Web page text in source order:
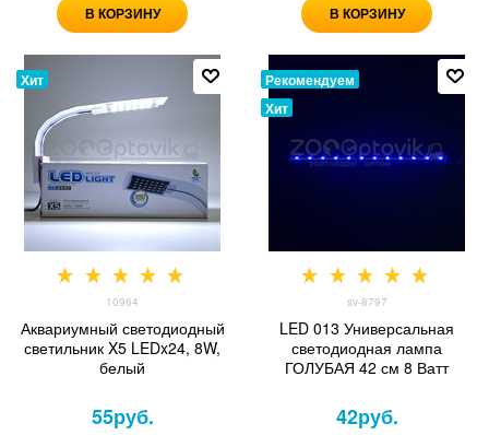
В КОРЗИНУ В КОРЗИНУ
Хит
10964
Аквариумный светодиодный
светильник X5 LEDx24, 8W,
белый
55руб.
Рекомендуем
Хит
sv-8797
LED 013 Универсальная
светодиодная лампа
ГОЛУБАЯ 42 см 8 Ватт
42руб.